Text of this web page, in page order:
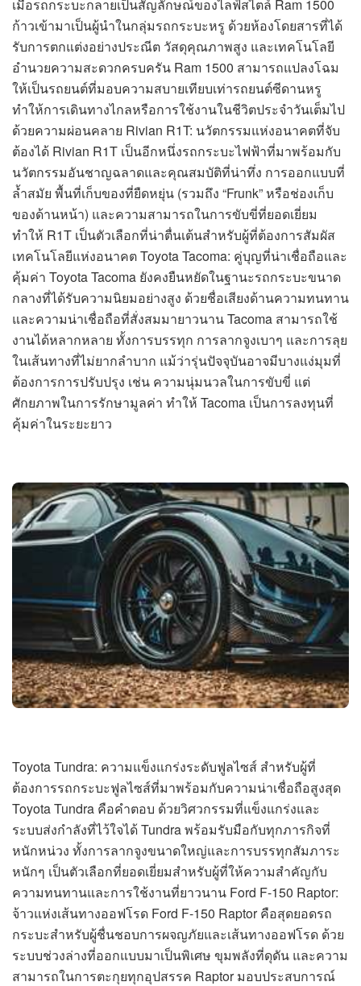
เมื่อรถกระบะกลายเป็นสัญลักษณ์ของไลฟ์สไตล์ Ram 1500
ก้าวเข้ามาเป็นผู้นำในกลุ่มรถกระบะหรู ด้วยห้องโดยสารที่ได้
รับการตกแต่งอย่างประณีต วัสดุคุณภาพสูง และเทคโนโลยี
อำนวยความสะดวกครบครัน Ram 1500 สามารถแปลงโฉม
ให้เป็นรถยนต์ที่มอบความสบายเทียบเท่ารถยนต์ซีดานหรู
ทำให้การเดินทางไกลหรือการใช้งานในชีวิตประจำวันเต็มไป
ด้วยความผ่อนคลาย Rivian R1T: นวัตกรรมแห่งอนาคตที่จับ
ต้องได้ Rivian R1T เป็นอีกหนึ่งรถกระบะไฟฟ้าที่มาพร้อมกับ
นวัตกรรมอันชาญฉลาดและคุณสมบัติที่น่าทึ่ง การออกแบบที่
ล้ำสมัย พื้นที่เก็บของที่ยืดหยุ่น (รวมถึง “Frunk” หรือช่องเก็บ
ของด้านหน้า) และความสามารถในการขับขี่ที่ยอดเยี่ยม
ทำให้ R1T เป็นตัวเลือกที่น่าตื่นเต้นสำหรับผู้ที่ต้องการสัมผัส
เทคโนโลยีแห่งอนาคต Toyota Tacoma: คู่บุญที่น่าเชื่อถือและ
คุ้มค่า Toyota Tacoma ยังคงยืนหยัดในฐานะรถกระบะขนาด
กลางที่ได้รับความนิยมอย่างสูง ด้วยชื่อเสียงด้านความทนทาน
และความน่าเชื่อถือที่สั่งสมมายาวนาน Tacoma สามารถใช้
งานได้หลากหลาย ทั้งการบรรทุก การลากจูงเบาๆ และการลุย
ในเส้นทางที่ไม่ยากลำบาก แม้ว่ารุ่นปัจจุบันอาจมีบางแง่มุมที่
ต้องการการปรับปรุง เช่น ความนุ่มนวลในการขับขี่ แต่
ศักยภาพในการรักษามูลค่า ทำให้ Tacoma เป็นการลงทุนที่
คุ้มค่าในระยะยาว
Toyota Tundra: ความแข็งแกร่งระดับฟูลไซส์ สำหรับผู้ที่
ต้องการรถกระบะฟูลไซส์ที่มาพร้อมกับความน่าเชื่อถือสูงสุด
Toyota Tundra คือคำตอบ ด้วยวิศวกรรมที่แข็งแกร่งและ
ระบบส่งกำลังที่ไว้ใจได้ Tundra พร้อมรับมือกับทุกภารกิจที่
หนักหน่วง ทั้งการลากจูงขนาดใหญ่และการบรรทุกสัมภาระ
หนักๆ เป็นตัวเลือกที่ยอดเยี่ยมสำหรับผู้ที่ให้ความสำคัญกับ
ความทนทานและการใช้งานที่ยาวนาน Ford F-150 Raptor:
จ้าวแห่งเส้นทางออฟโรด Ford F-150 Raptor คือสุดยอดรถ
กระบะสำหรับผู้ชื่นชอบการผจญภัยและเส้นทางออฟโรด ด้วย
ระบบช่วงล่างที่ออกแบบมาเป็นพิเศษ ขุมพลังที่ดุดัน และความ
สามารถในการตะกุยทุกอุปสรรค Raptor มอบประสบการณ์